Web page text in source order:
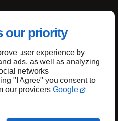
our priority
user experience by
ads, as well as analyzing
networks
"I Agree" you consent to
our providers Google
de page